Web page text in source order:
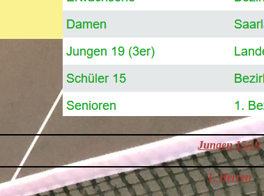
Jungen 15/19
1. Herren